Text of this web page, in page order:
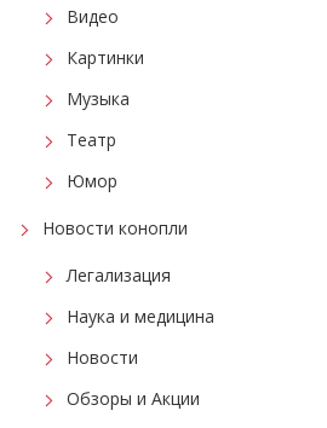
Видео
Картинки
Музыка
Театр
Юмор
Новости конопли
Легализация
Наука и медицина
Новости
Обзоры и Акции